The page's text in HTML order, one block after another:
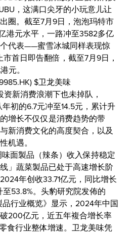
，这满口尖牙的小玩意儿让
圈。截至7月9日，泡泡玛特市
港元水平，一路冲至3582多亿
代表——蜜雪冰城同样表现惊
首日即告翻倍，截至7月9日，
元。
$卫龙美味
新消费浪潮下也未掉队，
初的6.7元冲至14.5元，累计升
增长不仅仅是消费趋势的带
新消费文化的高度契合，以及
机遇。
面製品（辣条）收入保持稳定
」蔬菜製品已处于高速增长阶
年创收33.71亿元，同比增长
至53.8%。头豹研究院发佈的
品行业概览》显示，2024年中国
200亿元，近五年複合增长率
食行业整体增速。卫龙美味凭